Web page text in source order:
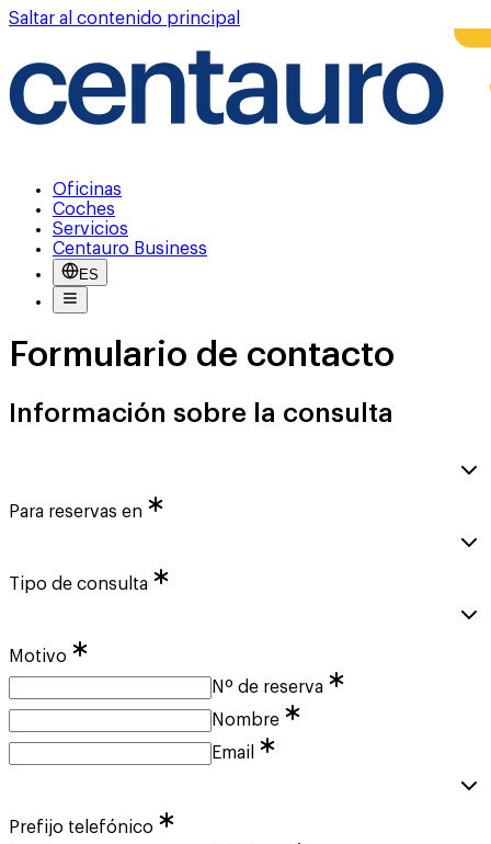
Saltar al contenido principal
Oficinas
Coches
Servicios
Centauro Business
ES
Formulario de contacto
Información sobre la consulta
Para reservas en
Tipo de consulta
Motivo
Nº de reserva
Nombre
Email
Prefijo telefónico